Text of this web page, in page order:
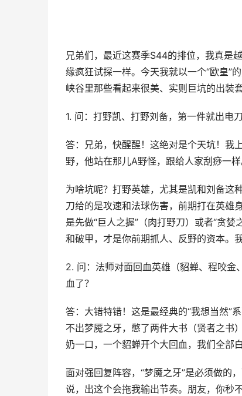
兄弟们，最近这赛季S44的排位，我真是
缘疯狂试探一样。今天我就以一个“欧皇”
峡谷里那些看起来很美、实则巨坑的出装
1. 问：打野凯、打野刘备，第一件就出电
答：兄弟，快醒醒！这绝对是个天坑！我
野，他站在那儿A野怪，跟给人家刮痧一
为啥坑呢？打野英雄，尤其是凯和刘备这
刀给的是攻速和法球伤害，前期打在英雄
是先做“巨人之握”（肉打野刀）或者“贪
和破甲，才是你前期抓人、反野的资本。
2. 问：法师对面回血英雄（貂蝉、程咬金
血了？
答：大错特错！这是最经典的“我想当然”
不出梦魇之牙，憋了两件大书（贤者之书
奶一口，一个貂蝉开个大回血，我们全部
面对强回复阵容，“梦魇之牙”是必须做的
说，出这个会拖我输出节奏。朋友，你秒